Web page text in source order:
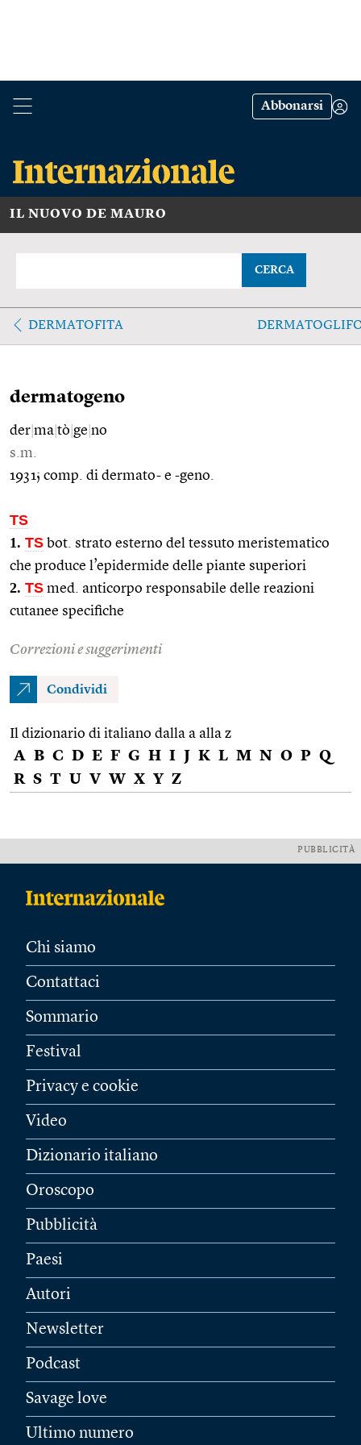
Abbonarsi
IL NUOVO DE MAURO
CERCA
DERMATOFITA
dermatogeno
der ma tò ge no
s.m.
1931; comp. di dermato- e -geno.
TS
1. TS bot. strato esterno del tessuto meristematico
che produce l’epidermide delle piante superiori
2. TS med. anticorpo responsabile delle reazioni
cutanee specifiche
Correzioni e suggerimenti
Condividi
Il dizionario di italiano dalla a alla z
A B C D E F G H I J K L M N O P Q
R S T U V W X Y Z
PUBBLICITÀ
Chi siamo
Contattaci
Sommario
Festival
Privacy e cookie
Video
Dizionario italiano
Oroscopo
Pubblicità
Paesi
Autori
Newsletter
Podcast
Savage love
Ultimo numero